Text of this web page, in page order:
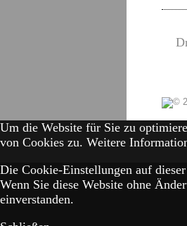
Um die Website für Sie zu
von Cookies zu. Weitere
Die Cookie-Einstellungen auf
Wenn Sie diese Website ohne
einverstanden.